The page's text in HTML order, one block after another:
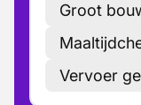
Groot
Vervoer